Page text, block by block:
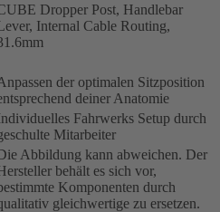
Dropper Post, Handlebar
Internal Cable Routing,
der optimalen Sitzposition
deiner Anatomie
Fahrwerks Setup durch
Mitarbeiter
Abbildung kann abweichen. Der
behält es sich vor,
Komponenten durch
gleichwertige zu ersetzen.